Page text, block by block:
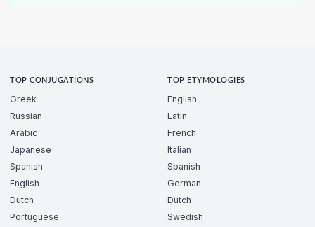
TOP CONJUGATIONS
Greek
Russian
Arabic
Japanese
Spanish
English
Dutch
Portuguese
TOP ETYMOLOGIES
English
Latin
French
Italian
Spanish
German
Dutch
Swedish